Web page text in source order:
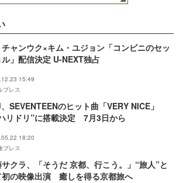
ャンウク×キム・ユジョン「コンビニのセッ
ル」配信決定 U-NEXT独占
15:49
プレス
SEVENTEENのヒット曲「VERY NICE」
リドリ”に搭載決定 7月3日から
18:20
プレス
クラ、「そうだ 京都、行こう。」“旅人”と
初の映像出演 癒しを得る京都旅へ